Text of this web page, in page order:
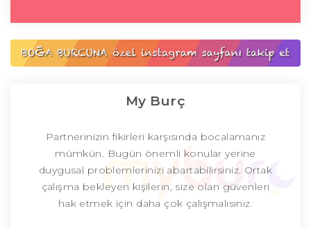
My Burç
Partnerinizin fikirleri karşısında bocalamanız
mümkün. Bugün önemli konular yerine
duygusal problemlerinizi abartabilirsiniz. Ortak
çalışma bekleyen kişilerin, size olan güvenleri
hak etmek için daha çok çalışmalısınız.